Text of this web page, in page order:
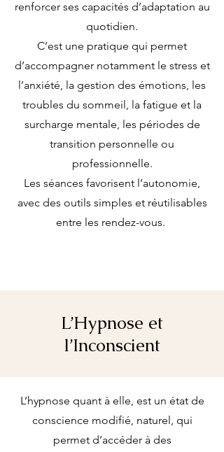
renforcer ses capacités d’adaptation au
quotidien.
C’est une pratique qui permet
d’accompagner notamment le stress et
l’anxiété, la gestion des émotions, les
troubles du sommeil, la fatigue et la
surcharge mentale, les périodes de
transition personnelle ou
professionnelle.
Les séances favorisent l’autonomie,
avec des outils simples et réutilisables
entre les rendez-vous.
L’Hypnose et
l’Inconscient
L’hypnose quant à elle, est un état de
conscience modifié, naturel, qui
permet d’accéder à des